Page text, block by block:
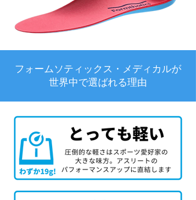
フォームソティックス・メディカルが
世界中で選ばれる理由